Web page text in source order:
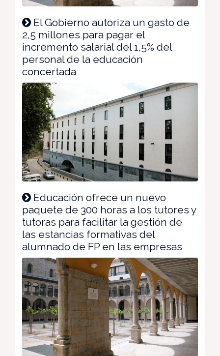
El Gobierno autoriza un gasto de
2,5 millones para pagar el
incremento salarial del 1,5% del
personal de la educación
concertada
Educación ofrece un nuevo
paquete de 300 horas a los tutores y
tutoras para facilitar la gestión de
las estancias formativas del
alumnado de FP en las empresas